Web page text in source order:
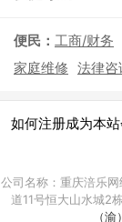
便民： 工商/财务
家庭维修 法律咨
如何注册成为本
公司名称：重庆涪乐
道11号恒大山水城2
（